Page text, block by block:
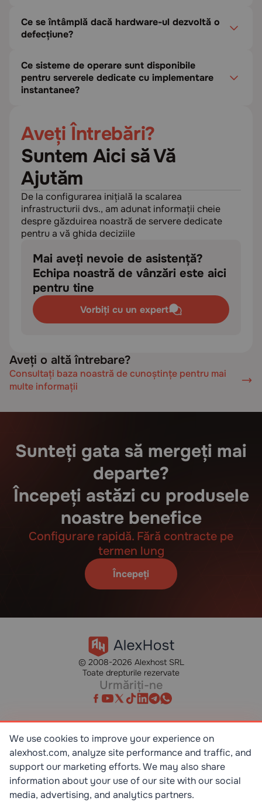
Aveți Întrebări?
Suntem Aici să Vă
Ajutăm
De la configurarea inițială la scalarea
infrastructurii dvs., am adunat informații cheie
despre găzduirea noastră de servere dedicate
pentru a vă ghida deciziile
Mai aveți nevoie de asistență?
Echipa noastră de vânzări este aici
pentru tine
Vorbiți cu un expert
Aveți o altă întrebare?
Consultați baza noastră de cunoștințe pentru mai
multe informații
Ce se întâmplă dacă hardware-ul dezvoltă o
defecțiune?
Ce sisteme de operare sunt disponibile
pentru serverele dedicate cu implementare
instantanee?
Sunteți gata să mergeți mai
departe?
Începeți astăzi cu produsele
noastre benefice
Configurare rapidă. Fără contracte pe
termen lung
Începeți
© 2008-2026 Alexhost SRL
Toate drepturile rezervate
Urmăriți-ne
SR EN ISO/IEC 27001:2023
STANDART
ISO 9001:2015
We use cookies to improve your experience on
alexhost.com, analyze site performance and traffic, and
support our marketing efforts. We may also share
information about your use of our site with our social
media, advertising, and analytics partners.